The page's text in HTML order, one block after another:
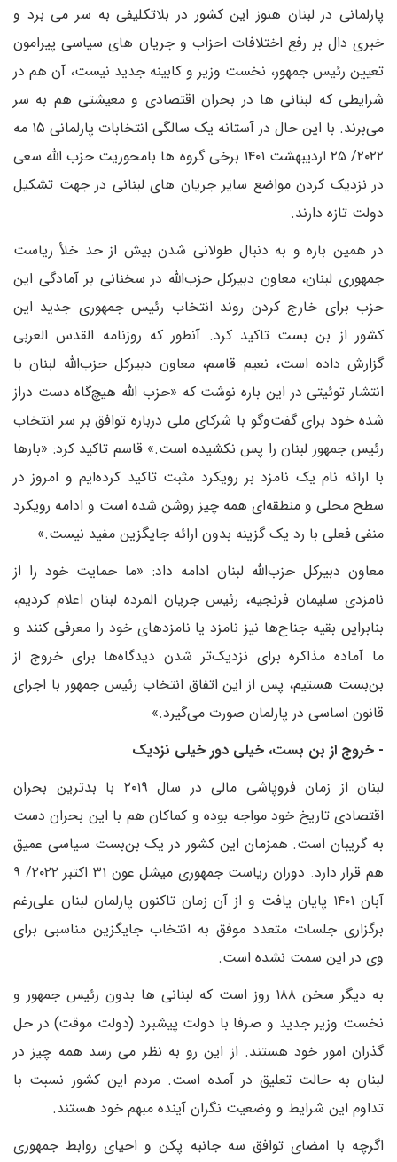
پارلمانی در لبنان هنوز این کشور در بلاتکلیفی به سر می برد و
خبری دال بر رفع اختلافات احزاب و جریان های سیاسی پیرامون
تعیین رئیس جمهور، نخست وزیر و کابینه جدید نیست، آن هم در
شرایطی که لبنانی ها در بحران اقتصادی و معیشتی هم به سر
می‌برند. با این حال در آستانه یک سالگی انتخابات پارلمانی ۱۵ مه
۲۰۲۲/ ۲۵ اردیبهشت ۱۴۰۱ برخی گروه ها بامحوریت حزب الله سعی
در نزدیک کردن مواضع سایر جریان های لبنانی در جهت تشکیل
دولت تازه دارند.
در همین باره و به دنبال طولانی شدن بیش از حد خلأ ریاست
جمهوری لبنان، معاون دبیرکل حزب‌الله در سخنانی بر آمادگی این
حزب برای خارج کردن روند انتخاب رئیس جمهوری جدید این
کشور از بن بست تاکید کرد. آنطور که روزنامه القدس العربی
گزارش داده است، نعیم قاسم، معاون دبیرکل حزب‌الله لبنان با
انتشار توئیتی در این باره نوشت که «حزب الله هیچ‌گاه دست دراز
شده خود برای گفت‌وگو با شرکای ملی درباره توافق بر سر انتخاب
رئیس جمهور لبنان را پس نکشیده است.» قاسم تاکید کرد: «بارها
با ارائه نام یک نامزد بر رویکرد مثبت تاکید کرده‌ایم و امروز در
سطح محلی و منطقه‌ای همه چیز روشن شده است و ادامه رویکرد
منفی فعلی با رد یک گزینه بدون ارائه جایگزین مفید نیست.»
معاون دبیرکل حزب‌الله لبنان ادامه داد: «ما حمایت خود را از
نامزدی سلیمان فرنجیه، رئیس جریان المرده لبنان اعلام کردیم،
بنابراین بقیه جناح‌ها نیز نامزد یا نامزدهای خود را معرفی کنند و
ما آماده مذاکره برای نزدیک‌تر شدن دیدگاه‌ها برای خروج از
بن‌بست هستیم، پس از این اتفاق انتخاب رئیس جمهور با اجرای
قانون اساسی در پارلمان صورت می‌گیرد.»
- خروج از بن بست، خیلی دور خیلی نزدیک
لبنان از زمان فروپاشی مالی در سال ۲۰۱۹ با بدترین بحران
اقتصادی تاریخ خود مواجه بوده و کماکان هم با این بحران دست
به گریبان است. همزمان این کشور در یک بن‌بست سیاسی عمیق
هم قرار دارد. دوران ریاست جمهوری میشل عون ۳۱ اکتبر ۲۰۲۲/ ۹
آبان ۱۴۰۱ پایان یافت و از آن زمان تاکنون پارلمان لبنان علی‌رغم
برگزاری جلسات متعدد موفق به انتخاب جایگزین مناسبی برای
وی در این سمت نشده است.
به دیگر سخن ۱۸۸ روز است که لبنانی ها بدون رئیس جمهور و
نخست وزیر جدید و صرفا با دولت پیشبرد (دولت موقت) در حل
گذران امور خود هستند. از این رو به نظر می رسد همه چیز در
لبنان به حالت تعلیق در آمده است. مردم این کشور نسبت با
تداوم این شرایط و وضعیت نگران آینده مبهم خود هستند.
اگرچه با امضای توافق سه جانبه پکن و احیای روابط جمهوری